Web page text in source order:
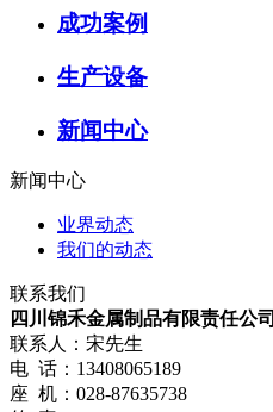
成功案例
生产设备
新闻中心
新闻中心
业界动态
我们的动态
联系我们
四川锦禾金属制品有限责任公司
联系人：宋先生
电 话：13408065189
座 机：028-87635738